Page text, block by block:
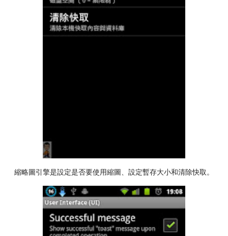
縮略圖引擎是設定是否要使用縮圖、設定暫存大小和清除快取。